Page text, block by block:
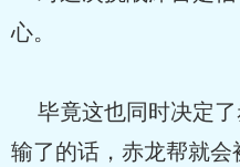
心。
毕竟这也同时决定
输了的话，赤龙帮就会